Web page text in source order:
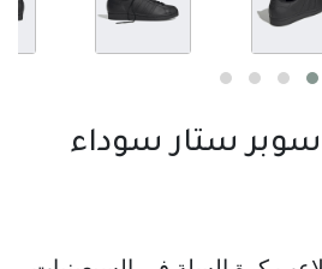
سوبر ستار سوداء